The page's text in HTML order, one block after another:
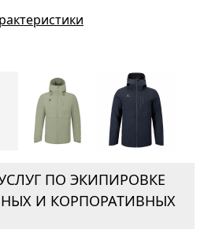
ПО ЭКИПИРОВКЕ
И КОРПОРАТИВНЫХ